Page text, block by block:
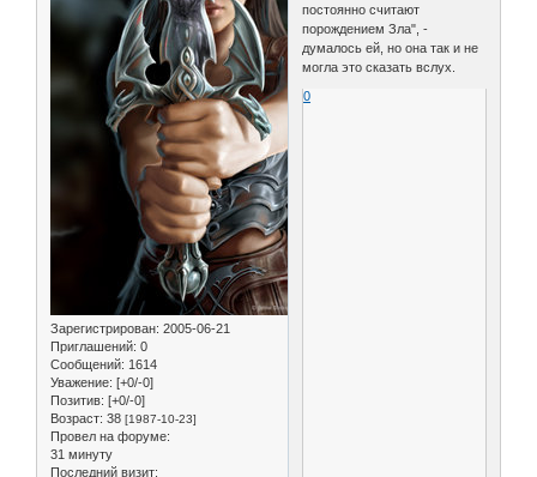
Зарегистрирован: 2005-06-21
Приглашений: 0
Сообщений: 1614
Уважение: [+0/-0]
Позитив: [+0/-0]
Возраст: 38 [1987-10-23]
Провел на форуме:
31 минуту
Последний визит:
постоянно считают
порождением Зла", -
думалось ей, но она так и не
могла это сказать вслух.
0